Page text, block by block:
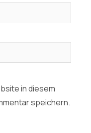
in diesem
speichern.